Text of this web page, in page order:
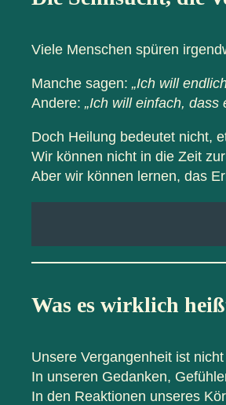
Viele Menschen spüren
Manche sagen: „Ich will
Andere: „Ich will einfach, dass
Doch Heilung bedeutet nicht,
Wir können nicht in die Zeit
Aber wir können lernen, das
Was es wirklich
Unsere Vergangenheit ist
In unseren Gedanken,
In den Reaktionen unseres